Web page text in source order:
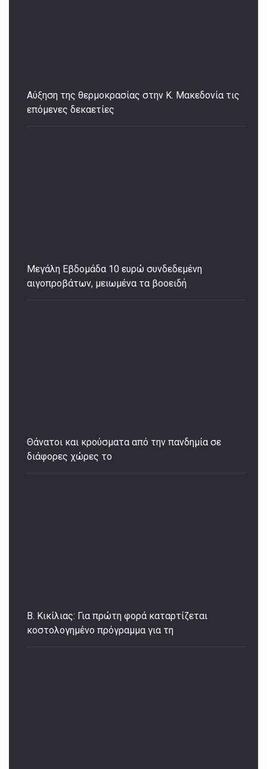
Αύξηση της θερμοκρασίας στην Κ. Μακεδονία τις
επόμενες δεκαετίες
Μεγάλη Εβδομάδα 10 ευρώ συνδεδεμένη
αιγοπροβάτων, μειωμένα τα βοοειδή
Θάνατοι και κρούσματα από την πανδημία σε
διάφορες χώρες τo
Β. Κικίλιας: Για πρώτη φορά καταρτίζεται
κοστολογημένο πρόγραμμα για τη